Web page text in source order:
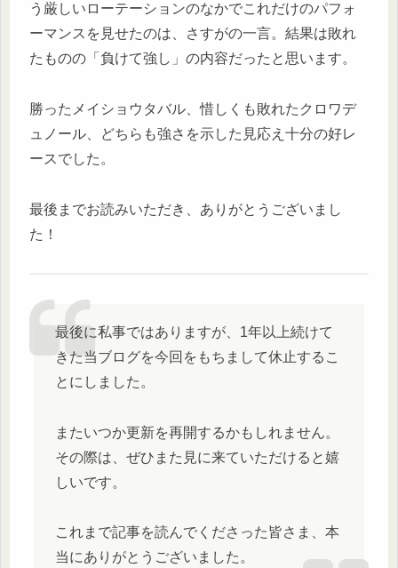
う厳しいローテーションのなかでこれだけのパフォ
ーマンスを見せたのは、さすがの一言。結果は敗れ
たものの「負けて強し」の内容だったと思います。
勝ったメイショウタバル、惜しくも敗れたクロワデ
ュノール、どちらも強さを示した見応え十分の好レ
ースでした。
最後までお読みいただき、ありがとうございまし
た！
最後に私事ではありますが、1年以上続けて
きた当ブログを今回をもちまして休止するこ
とにしました。
またいつか更新を再開するかもしれません。
その際は、ぜひまた見に来ていただけると嬉
しいです。
これまで記事を読んでくださった皆さま、本
当にありがとうございました。